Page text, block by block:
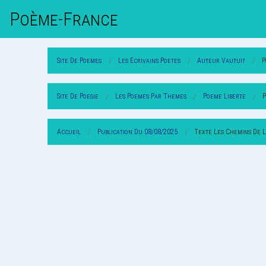
Poème-FrAnce
Site De Poemes Les Ecrivains Poetes Auteur Vautuit
Site De Poesie Les Poemes Par Themes Poeme Liberte
Accueil Publication Du 08/08/2025 Texte Les Chemins De